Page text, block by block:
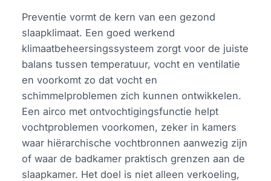
Preventie vormt de kern van een gezond
slaapklimaat. Een goed werkend
klimaatbeheersingssysteem zorgt voor de juiste
balans tussen temperatuur, vocht en ventilatie
en voorkomt zo dat vocht en
schimmelproblemen zich kunnen ontwikkelen.
Een airco met ontvochtigingsfunctie helpt
vochtproblemen voorkomen, zeker in kamers
waar hiërarchische vochtbronnen aanwezig zijn
of waar de badkamer praktisch grenzen aan de
slaapkamer. Het doel is niet alleen verkoeling,